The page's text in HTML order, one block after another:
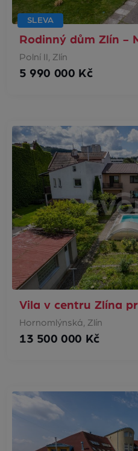
SLEVA
Rodinný dům Zlín -
Polní II, Zlín
5 990 000 Kč
Vila v centru Zlína
Hornomlýnská, Zlín
13 500 000 Kč